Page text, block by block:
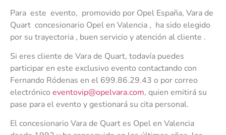
Para este evento, promovido por Opel España, Vara de
Quart concesionario Opel en Valencia , ha sido elegido
por su trayectoria , buen servicio y atención al cliente .
Si eres cliente de Vara de Quart, todavía puedes
participar en este exclusivo evento contactando con
Fernando Ródenas en el 699.86.29.43 o por correo
electrónico eventovip@opelvara.com, quien emitirá su
pase para el evento y gestionará su cita personal.
El concesionario Vara de Quart es Opel en Valencia